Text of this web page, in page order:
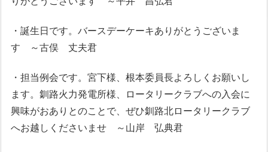
・誕生日です。バースデーケーキありがとうございま
す ～古俣 丈夫君
・担当例会です。宮下様、根本委員長よろしくお願いし
ます。釧路火力発電所様、ロータリークラブへの入会に
興味がおありとのことで、ぜひ釧路北ロータリークラブ
へお越しくださいませ ～山岸 弘典君